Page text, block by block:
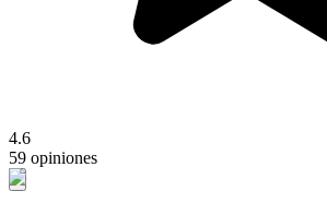
4.6
59 opiniones